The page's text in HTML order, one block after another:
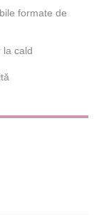
formate de
la cald